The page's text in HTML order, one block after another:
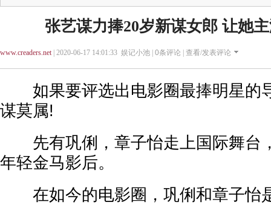
张艺谋力捧20岁新谋女郎 让她
www.creaders.net| 2020-06-17 14:01:33 娱记小池 | 0条评论 | 查看/发表评论
如果要评选出电影圈最捧明星的
谋莫属!
先有巩俐，章子怡走上国际舞台
年轻金马影后。
在如今的电影圈，巩俐和章子怡